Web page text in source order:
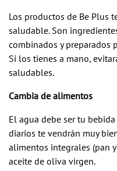
Los productos de Be Plus
saludable. Son
combinados y preparados
Si los tienes a mano,
saludables.
Cambia de alimentos
El agua debe ser tu
diarios te vendrán muy
alimentos integrales (pan
aceite de oliva virgen.